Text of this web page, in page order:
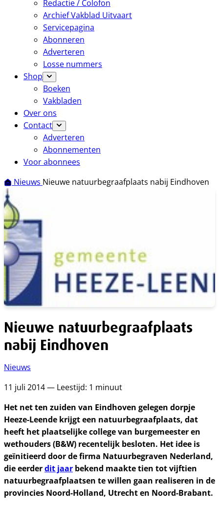
Redactie / Colofon
Archief Vakblad Uitvaart
Servicepagina
Abonneren
Adverteren
Losse nummers
Shop
Boeken
Vakbladen
Over ons
Contact
Adverteren
Abonnementen
Voor abonnees
Nieuws Nieuwe natuurbegraafplaats nabij Eindhoven
Nieuwe natuurbegraafplaats
nabij Eindhoven
Nieuws
11 juli 2014 — Leestijd: 1 minuut
Het net ten zuiden van Eindhoven gelegen dorpje
Heeze-Leende krijgt een natuurbegraafplaats, dat
heeft het plaatselijke college van burgemeester en
wethouders (B&W) recentelijk besloten. Het idee is
geïnitieerd door de firma Natuurbegraven Nederland,
die eerderdit jaar bekend maakte tien tot vijftien
natuurbegraafplaatsen te willen gaan realiseren in de
provincies Noord-Holland, Utrecht en Noord-Brabant.